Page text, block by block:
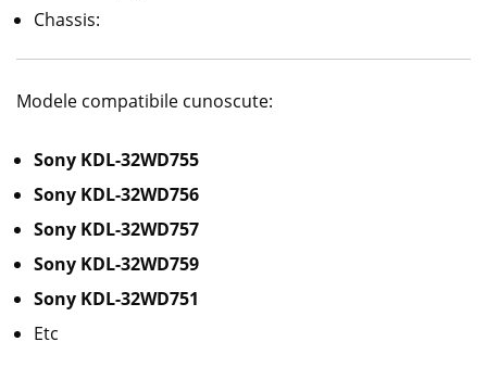
Chassis:
Modele compatibile cunoscute:
Sony KDL-32WD755
Sony KDL-32WD756
Sony KDL-32WD757
Sony KDL-32WD759
Sony KDL-32WD751
Etc